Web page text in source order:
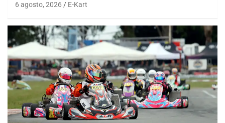
6 agosto, 2026 E-Kart